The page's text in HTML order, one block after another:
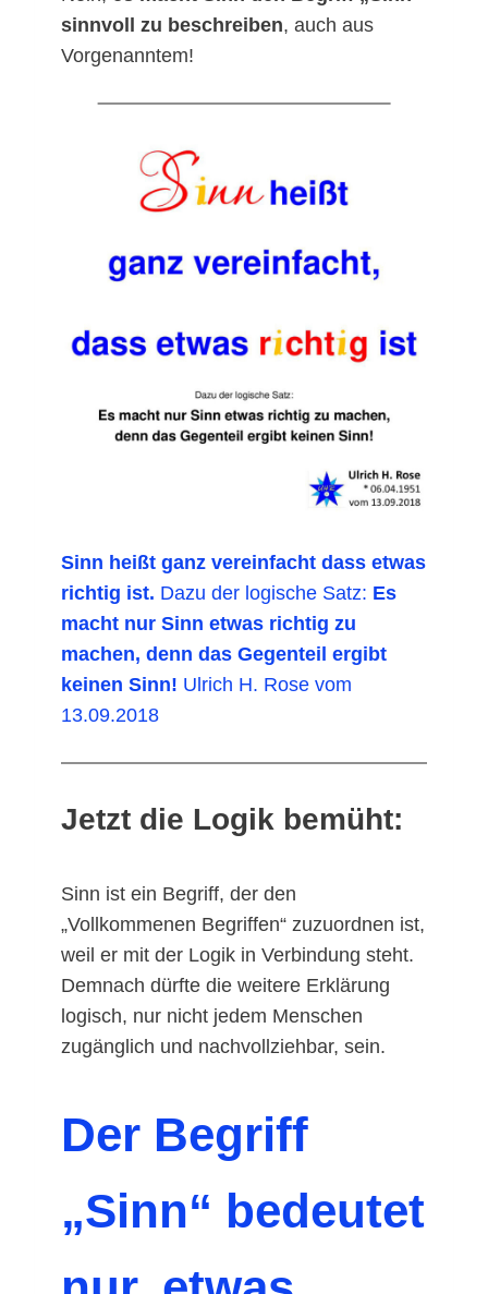
sinnvoll zu beschreiben, auch aus
Vorgenanntem!
Sinn heißt ganz vereinfacht dass etwas
richtig ist. Dazu der logische Satz: Es
macht nur Sinn etwas richtig zu
machen, denn das Gegenteil ergibt
keinen Sinn! Ulrich H. Rose vom
13.09.2018
Jetzt die Logik bemüht:
Sinn ist ein Begriff, der den
„Vollkommenen Begriffen“ zuzuordnen ist,
weil er mit der Logik in Verbindung steht.
Demnach dürfte die weitere Erklärung
logisch, nur nicht jedem Menschen
zugänglich und nachvollziehbar, sein.
Der Begriff
„Sinn“ bedeutet